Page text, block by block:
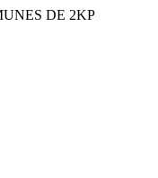
DE 2KP